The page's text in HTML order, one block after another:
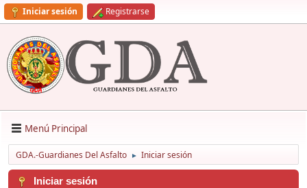
Iniciar sesión Registrarse
Menú Principal
GDA.-Guardianes Del Asfalto ► Iniciar sesión
Iniciar sesión